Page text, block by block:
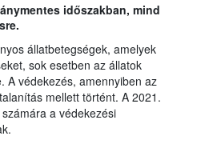
időszakban, mind
állatbetegségek, amelyek
sok esetben az állatok
A védekezés, amennyiben az
mellett történt. A 2021.
a védekezési